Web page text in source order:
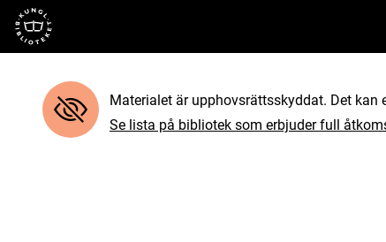
Till startsidan
Materialet är upphovsrättsskyddat. Det
Se lista på bibliotek som erbjuder full